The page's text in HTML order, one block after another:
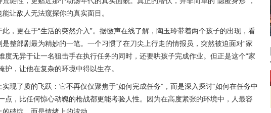
让敌人无法窥探你的真实面目。
，更在于“生活的突然介入”。据徽声在线了解， 陶玉玲带着两个孩子的出现，看
整部剧最为精妙的一笔。一个习惯了在刀尖上行走的情报员，突然被迫面对“家
度无异于让一名狙击手在执行任务的同时，还要哄孩子完成作业。但正是这个“家
护，让他在复杂的环境中得以生存。
现了质的飞跃：它不再仅仅聚焦于“如何完成任务”，而是深入探讨“如何在任务中
点，比任何惊心动魄的枪战都更能考验人性。因为在高度紧张的环境中，人最容